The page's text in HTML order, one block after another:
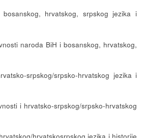
hrvatskog, srpskog jezika i
naroda BiH i bosanskog, hrvatskog,
srpsko-hrvatskog jezika i
i hrvatsko-srpskog/srpsko-hrvatskog